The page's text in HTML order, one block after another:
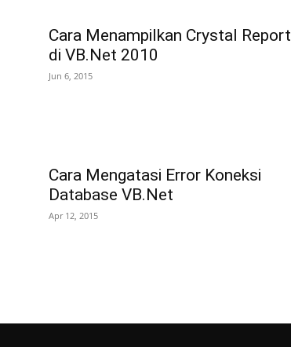
Cara Menampilkan Crystal Report
di VB.Net 2010
Jun 6, 2015
Cara Mengatasi Error Koneksi
Database VB.Net
Apr 12, 2015